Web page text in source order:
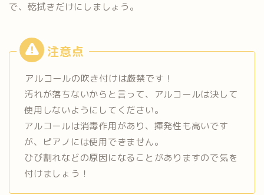
で、乾拭きだけにしましょう。
アルコールの吹き付けは厳禁です！
汚れが落ちないからと言って、アルコールは決して
使用しないようにしてください。
アルコールは消毒作用があり、揮発性も高いです
が、ピアノには使用できません。
ひび割れなどの原因になることがありますので気を
付けましょう！